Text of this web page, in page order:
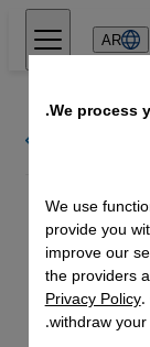
AR
We process
We use
provide you
improve our
the providers
Privacy Policy.
withdraw